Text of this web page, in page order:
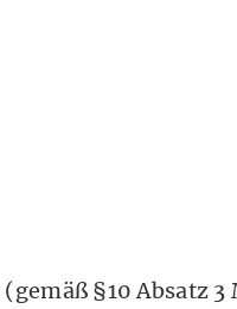
§10 Absatz 3